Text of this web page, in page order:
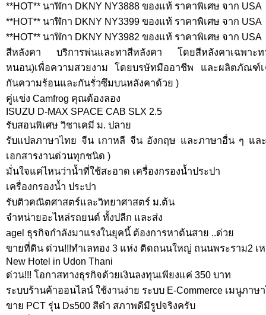
**HOT** นาฬิกา DKNY NY3888 ของแท้ ราคาพิเศษ จาก USA
**HOT** นาฬิกา DKNY NY3399 ของแท้ ราคาพิเศษ จาก USA
**HOT** นาฬิกา DKNY NY3982 ของแท้ ราคาพิเศษ จาก USA
สีหลังคา บริการพ่นและทาสีหลังคา โดยสีหลังคาเฉพาะท
หนอน)เพื่อความสวยงาม โดยบรษัทมืออาชีพ และผลิตภัณฑ์เ
กันความร้อนและกันรั่วซึมบนหลังคาด้วย )
คู่แข่ง Camfrog คุณต้องลอง
ISUZU D-MAX SPACE CAB SLX 2.5
รับสอนพิเศษ วิชาเคมี ม. ปลาย
รับแปลภาษาไทย จีน เกาหลี จีน อังกฤษ และภาษาอื่น ๆ แล
เอกสารงานด่วนทุกชนิด )
มั่นใจแค่ไหนว่าน้ำที่ใช้สะอาด เครื่องกรองน้ำประปา
เครื่องกรองน้ำ ประปา
รับติวคณิตศาสตร์และวิทยาศาสตร์ ม.ต้น
จำหน่ายอะไหล่รถยนต์ ทั้งปลีก และส่ง
agel ธุรกิจกำลังมาแรงในยุคนี้ ต้องการหาต้นสาย ..ด่วย
ขายที่ดิน ด่วน!!!ทำเลทอง 3 แห่ง ติดถนนใหญ่ ถนนพระราม2 เ
New Hotel in Udon Thani
ด่วน!!! โอกาสทางธุรกิจด้วยเงินลงทุนเพียงแค่ 350 บาท
ระบบร้านค้าออนไลน์ ใช้งานง่าย ระบบ E-Commerce เมนูภา
ขาย PCT รุ่น Ds500 สีดำ สภาพดีมีรูปจริงครับ